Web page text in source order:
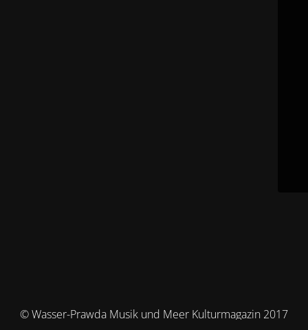
© Wasser-Prawda Musik und Meer Kulturmagazin 2017